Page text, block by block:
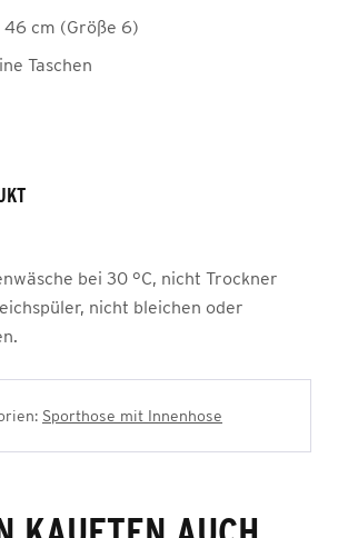
46 cm (Größe 6)
Taschen
bei 30 °C, nicht Trockner
nicht bleichen oder
Sporthose mit Innenhose